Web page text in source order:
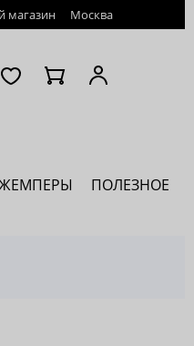
магазин Москва
ПОЛЕЗНОЕ